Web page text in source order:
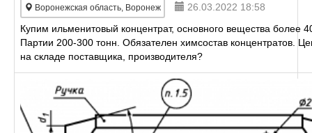
Воронежская область, Воронеж
26.03.2022 18:58
Купим ильменитовый концентрат, основного вещества более
Партии 200-300 тонн. Обязателен химсостав концентратов.
на складе поставщика, производителя?